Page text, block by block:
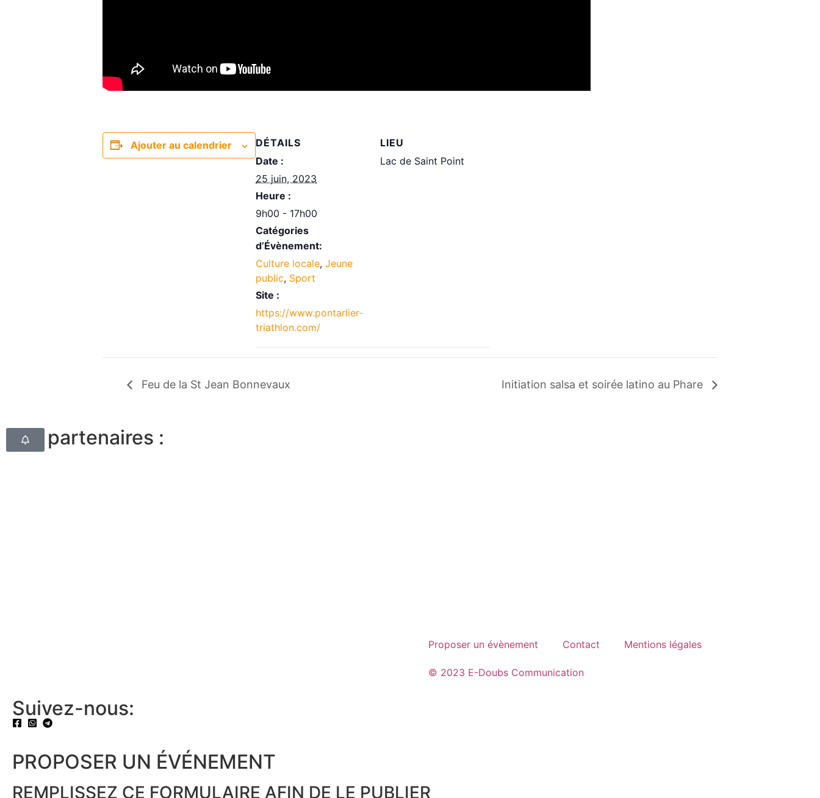
Ajouter au calendrier
DÉTAILS
Date :
25 juin, 2023
Heure :
9h00 - 17h00
Catégories
d’Évènement:
Culture locale, Jeune
public, Sport
Site :
https://www.pontarlier-
triathlon.com/
LIEU
Lac de Saint Point
Feu de la St Jean Bonnevaux Initiation salsa et soirée latino au Phare
Nos partenaires :
Proposer un évènement Contact Mentions légales
© 2023 E-Doubs Communication
Suivez-nous:
PROPOSER UN ÉVÉNEMENT​
REMPLISSEZ CE FORMULAIRE AFIN DE LE PUBLIER